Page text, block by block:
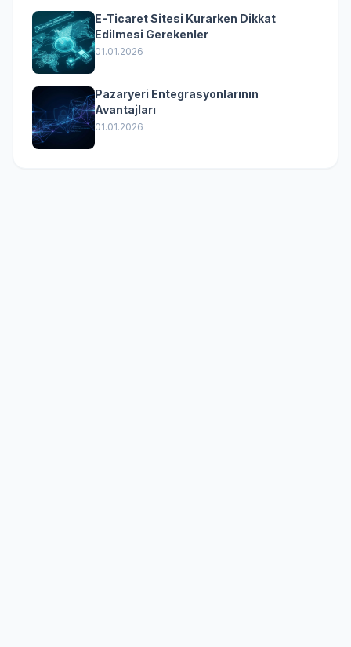
E-Ticaret Sitesi Kurarken Dikkat
Edilmesi Gerekenler
01.01.2026
Pazaryeri Entegrasyonlarının
Avantajları
01.01.2026